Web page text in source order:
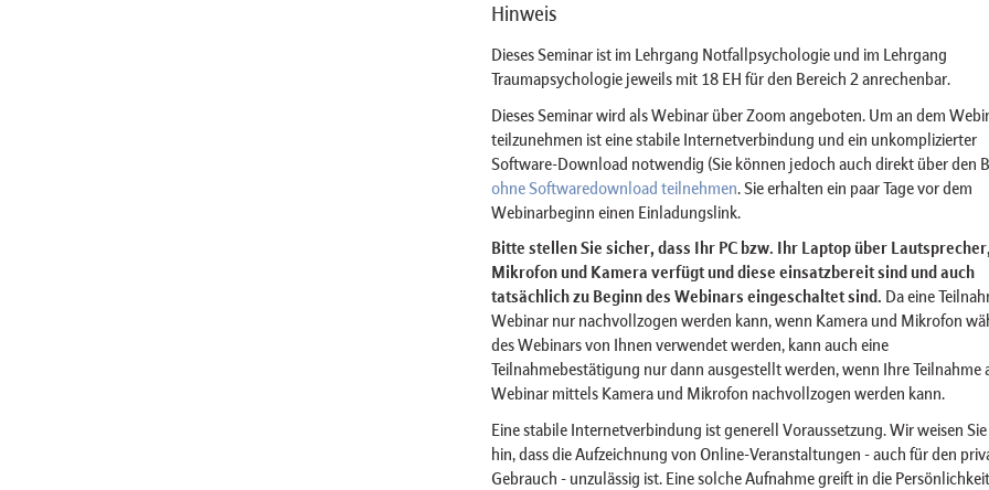
Hinweis
Dieses Seminar ist im Lehrgang Notfallpsychologie und im Lehrgang
Traumapsychologie jeweils mit 18 EH für den Bereich 2 anrechenbar.
Dieses Seminar wird als Webinar über Zoom angeboten. Um an dem
teilzunehmen ist eine stabile Internetverbindung und ein unkomplizierter
Software-Download notwendig (Sie können jedoch auch direkt über den
ohne Softwaredownload teilnehmen. Sie erhalten ein paar Tage vor dem
Webinarbeginn einen Einladungslink.
Bitte stellen Sie sicher, dass Ihr PC bzw. Ihr Laptop über Lautsprecher,
Mikrofon und Kamera verfügt und diese einsatzbereit sind und auch
tatsächlich zu Beginn des Webinars eingeschaltet sind. Da eine
Webinar nur nachvollzogen werden kann, wenn Kamera und Mikrofon
des Webinars von Ihnen verwendet werden, kann auch eine
Teilnahmebestätigung nur dann ausgestellt werden, wenn Ihre Teilnahme
Webinar mittels Kamera und Mikrofon nachvollzogen werden kann.
Eine stabile Internetverbindung ist generell Voraussetzung. Wir weisen
hin, dass die Aufzeichnung von Online-Veranstaltungen - auch für den
Gebrauch - unzulässig ist. Eine solche Aufnahme greift in die